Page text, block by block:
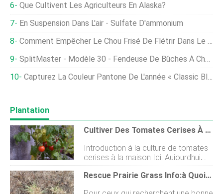
Que Cultivent Les Agriculteurs En Alaska?
En Suspension Dans L'air - Sulfate D'ammonium
Comment Empêcher Le Chou Frisé De Flétrir Dans Le Jardin
SplitMaster - Modèle 30 - Fendeuse De Bûches À Châssis Longitudinal
Capturez La Couleur Pantone De L'année « Classic Blue » Avec Ces Plantes
Plantation
Cultiver Des Tomates Cerises À La Maison – En Inde
Introduction à la culture de tomates
cerises à la maison Ici, Aujourdhui,
dans cet article, nous allons discuter
de la façon de cultiver des tomatesRescue Prairie Grass Info:à Quoi Sert L'herbe Des Prairies?